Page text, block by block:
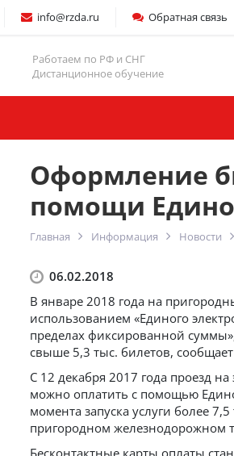
info@rzda.ru Обратная связь
Работаем по РФ и СНГ
Дистанционное обучение
Оформление
помощи
Главная Информация Новости
06.02.2018
В январе 2018 года на
использованием «Единого
пределах фиксированной
свыше 5,3 тыс. билетов,
С 12 декабря 2017 года проезд
можно оплатить с помощью
момента запуска услуги более
пригородном железнодорожном
Бесконтактные карты оплаты